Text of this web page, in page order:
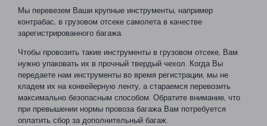
Мы перевезем Ваши крупные инструменты, например
контрабас, в грузовом отсеке самолета в качестве
зарегистрированного багажа.
Чтобы провозить такие инструменты в грузовом отсеке, Вам
нужно упаковать их в прочный твердый чехол. Когда Вы
передаете нам инструменты во время регистрации, мы не
кладем их на конвейерную ленту, а стараемся перевозить
максимально безопасным способом. Обратите внимание, что
при превышении нормы провоза багажа Вам потребуется
оплатить сбор за дополнительный багаж.